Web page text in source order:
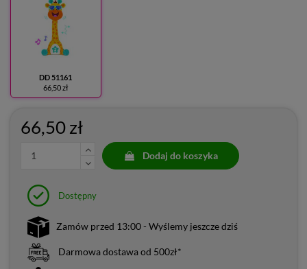
DD 51161
66,50 zł
66,50 zł
Dodaj do koszyka
Dostępny
Zamów przed 13:00 - Wyślemy jeszcze dziś
Darmowa dostawa od 500zł*